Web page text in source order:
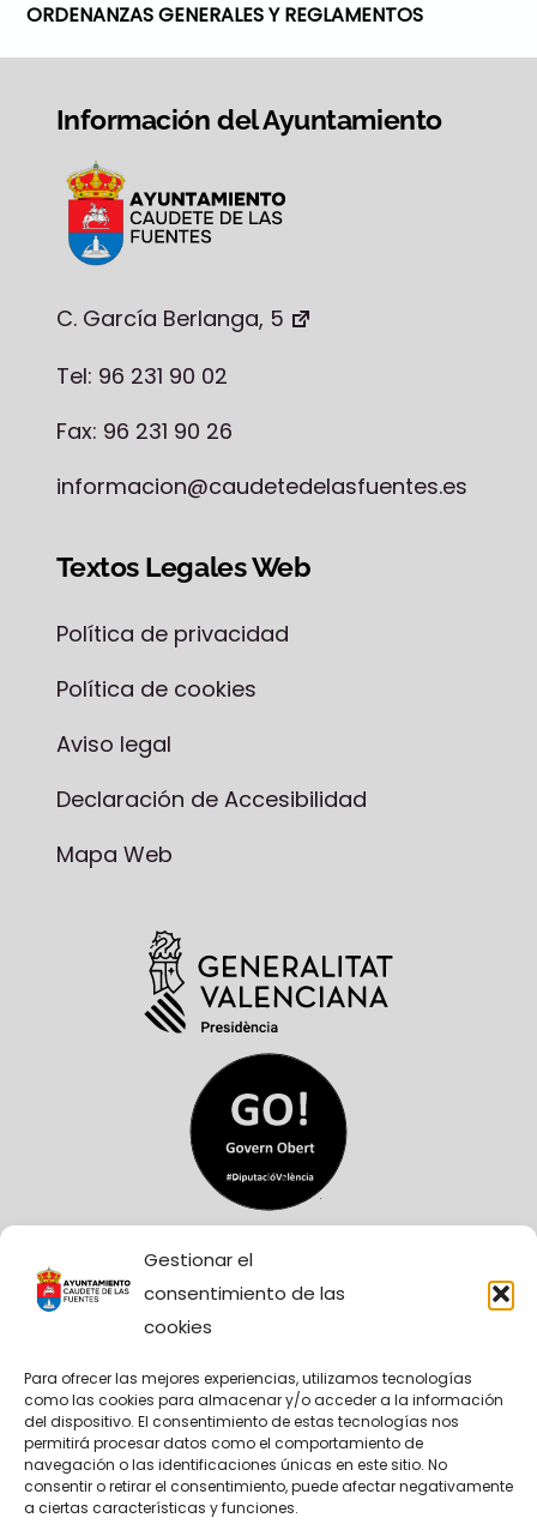
Gestionar el
consentimiento de las
cookies
Para ofrecer las mejores experiencias, utilizamos tecnologías
como las cookies para almacenar y/o acceder a la información
del dispositivo. El consentimiento de estas tecnologías nos
permitirá procesar datos como el comportamiento de
navegación o las identificaciones únicas en este sitio. No
consentir o retirar el consentimiento, puede afectar negativamente
a ciertas características y funciones.
ORDENANZAS GENERALES Y REGLAMENTOS
Información del Ayuntamiento
C. García Berlanga, 5
Tel: 96 231 90 02
Fax: 96 231 90 26
informacion@caudetedelasfuentes.es
Textos Legales Web
Política de privacidad
Política de cookies
Aviso legal
Declaración de Accesibilidad
Mapa Web
Sitio Web financiado tanto por la Conselleria de
Participación, Transparencia, Cooperación y
Calidad Democrática, como por la Diputación
Provincial de València.